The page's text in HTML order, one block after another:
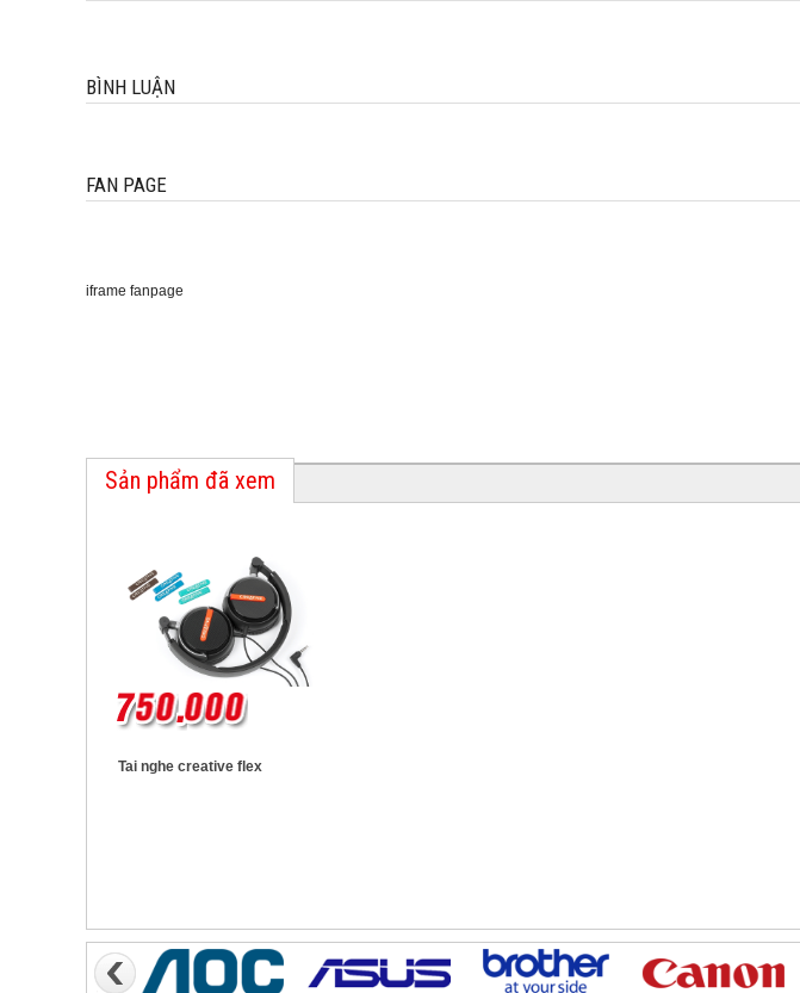
BÌNH LUẬN
FAN PAGE
iframe fanpage
Sản phẩm đã xem
Tai nghe creative flex